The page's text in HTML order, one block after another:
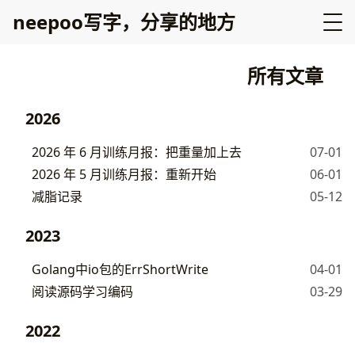
neepoo写字，分享的地方
所有文章
2026
2026 年 6 月训练月报：把重量加上去
07-01
2026 年 5 月训练月报：重新开始
06-01
减脂记录
05-12
2023
Golang中io包的ErrShortWrite
04-01
阅读源码学习编码
03-29
2022